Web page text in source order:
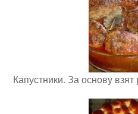
Капустники. За основу